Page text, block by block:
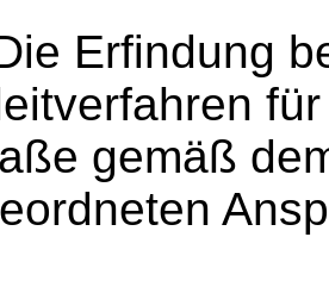
Erfindung
gemäß